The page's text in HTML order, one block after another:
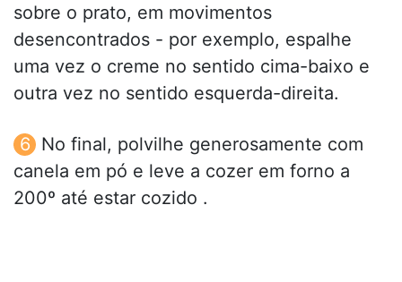
sobre o prato, em movimentos
desencontrados - por exemplo, espalhe
uma vez o creme no sentido cima-baixo e
outra vez no sentido esquerda-direita.
No final, polvilhe generosamente com
canela em pó e leve a cozer em forno a
200º até estar cozido .